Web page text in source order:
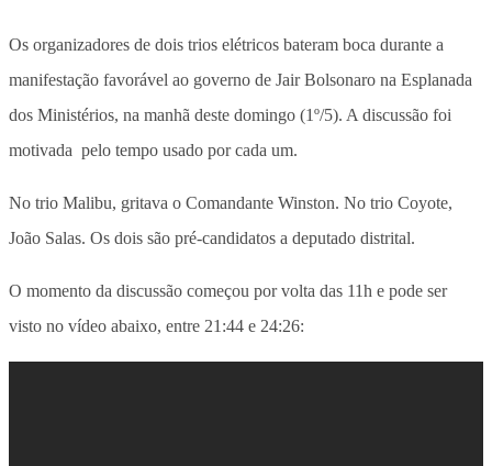
Os organizadores de dois trios elétricos bateram boca durante a
manifestação favorável ao governo de Jair Bolsonaro na Esplanada
dos Ministérios, na manhã deste domingo (1º/5). A discussão foi
motivada pelo tempo usado por cada um.
No trio Malibu, gritava o Comandante Winston. No trio Coyote,
João Salas. Os dois são pré-candidatos a deputado distrital.
O momento da discussão começou por volta das 11h e pode ser
visto no vídeo abaixo, entre 21:44 e 24:26: